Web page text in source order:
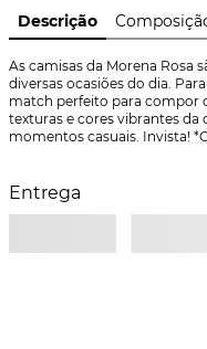
Descrição
As camisas da Morena Rosa
diversas ocasiões do dia.
match perfeito para compor
texturas e cores vibrantes da
momentos casuais. Invista!
Entrega